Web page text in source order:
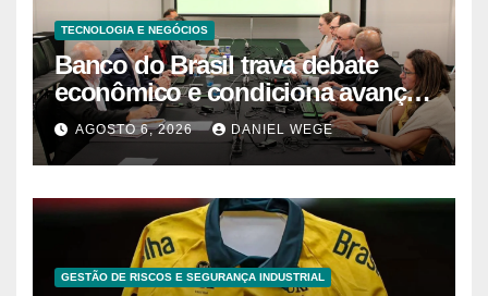
TECNOLOGIA E NEGÓCIOS
Banco do Brasil trava debate
econômico e condiciona avanços
à decisão da Fenaban | Contec
Brasil
AGOSTO 6, 2026 DANIEL WEGE
GESTÃO DE RISCOS E SEGURANÇA INDUSTRIAL